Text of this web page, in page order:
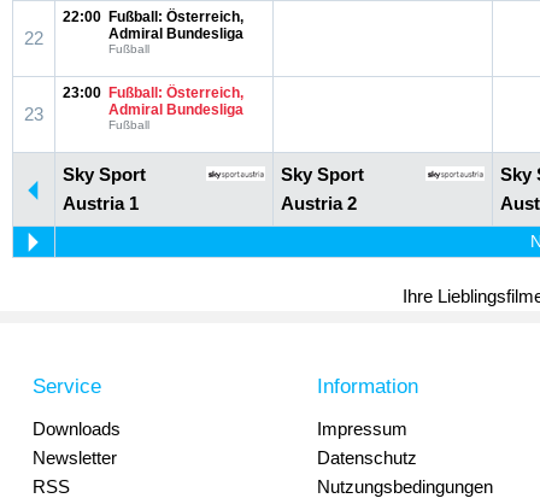
22
22:00 Fußball: Österreich,
Admiral Bundesliga
Fußball
23
23:00 Fußball: Österreich,
Admiral Bundesliga
Fußball
Sky Sport
Austria 1
Sky Sport
Austria 2
Sky
Ihre
Service
Downloads
Newsletter
RSS
Information
Impressum
Datenschutz
Nutzungsbedingungen